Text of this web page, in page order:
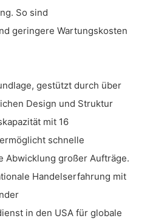
So sind
geringere Wartungskosten
gestützt durch über
Design und Struktur
mit 16
schnelle
Abwicklung großer Aufträge.
Handelserfahrung mit
in den USA für globale